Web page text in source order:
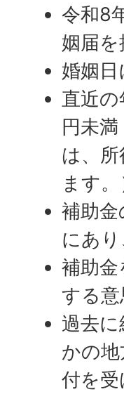
令和8
姻届
婚姻
直近
円未
は、
ます。
補助
にあ
補助
する
過去
かの
付を